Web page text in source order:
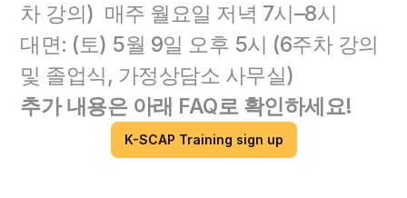
차 강의)  매주 월요일 저녁 7시–8시
대면: (토) 5월 9일 오후 5시 (6주차 강의
및 졸업식, 가정상담소 사무실)
추가 내용은 아래 FAQ로 확인하세요!
K-SCAP Training sign up